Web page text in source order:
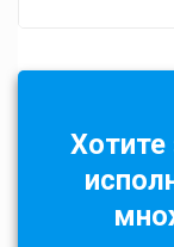
Хотите